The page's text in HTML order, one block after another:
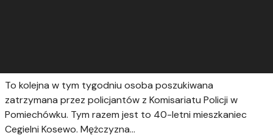
To kolejna w tym tygodniu osoba poszukiwana
zatrzymana przez policjantów z Komisariatu Policji w
Pomiechówku. Tym razem jest to 40-letni mieszkaniec
Cegielni Kosewo. Mężczyzna…